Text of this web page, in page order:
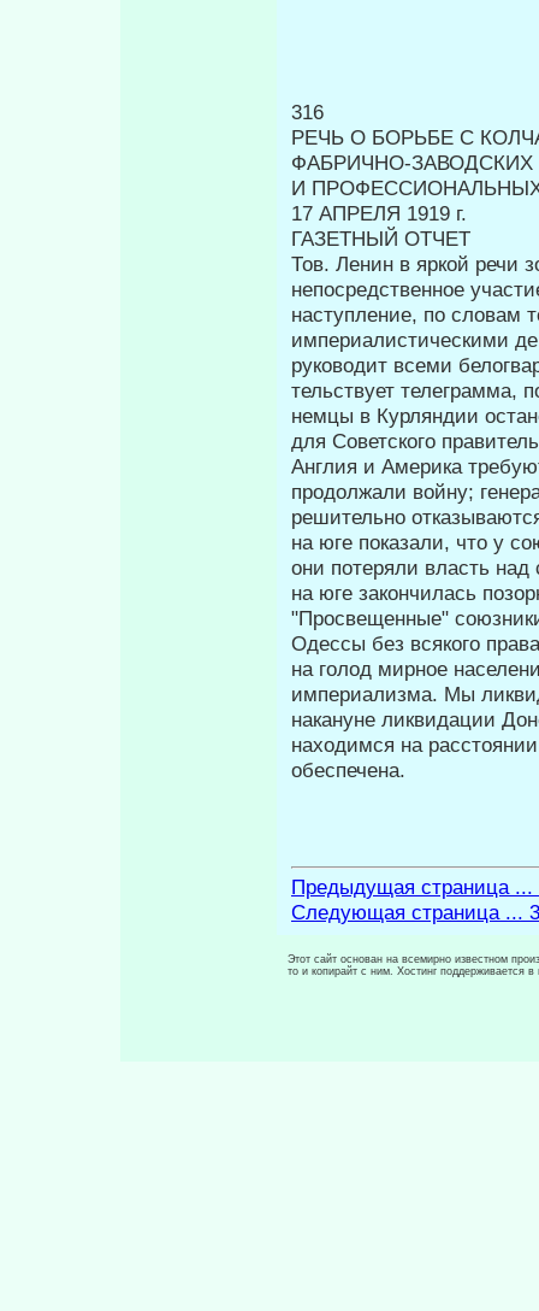
316
РЕЧЬ О БОРЬБЕ С
ФАБРИЧНО-
И
17 АПРЕЛЯ 1919 г.
ГАЗЕТНЫЙ ОТЧЕТ
Тов. Ленин в яркой речи
непосредственное
наступление, по словам
империалистическими
руководит всеми
тельствует телеграмма,
немцы в Курляндии
для Советского
Англия и Америка
продолжали войну;
решительно
на юге показали, что у
они потеряли власть
на юге закончилась
"Просвещенные"
Одессы без всякого
на голод мирное
империализма. Мы
накануне ликвидации
находимся на
обеспечена.
Предыдущая страница ...
Следующая страница ...
Этот сайт основан на всемирно известном
то и копирайт с ним. Хостинг поддерживается